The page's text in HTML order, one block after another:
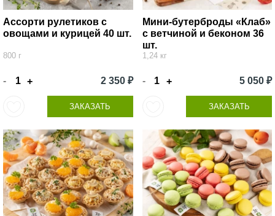
Ассорти рулетиков с
овощами и курицей 40 шт.
800 г
- + 2 350 ₽
ЗАКАЗАТЬ
Мини-бутерброды «Клаб»
с ветчиной и беконом 36
шт.
1,24 кг
- + 5 050 ₽
ЗАКАЗАТЬ